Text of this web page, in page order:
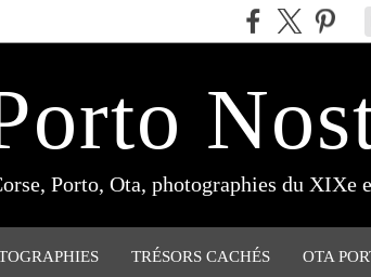
Porto, Ota, photographies du XIXe
TRÉSORS CACHÉS OTA